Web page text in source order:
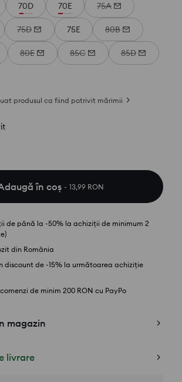
70D 70E 75A
75D 75E 80B
80E 85C 85D
produsul ca fiind potrivit mărimii
în coş 13,99 RON
de până la -50% la achiziții de minimum 2
din România
discount de -15% la următoarea achiziție
de minim 200 RON cu PayPo
magazin
livrare